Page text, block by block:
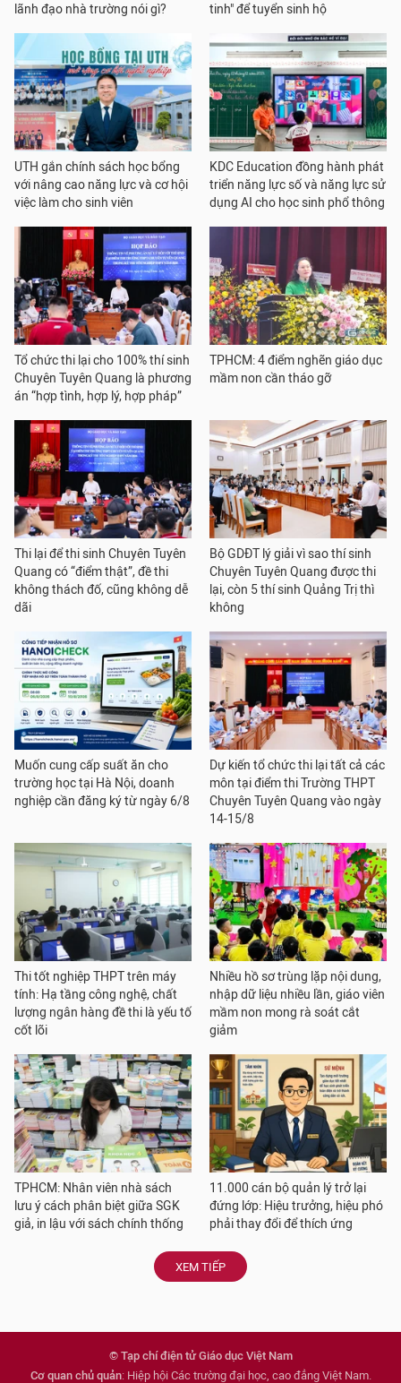
lãnh đạo nhà trường nói gì?
tinh" để tuyển sinh hộ
UTH gắn chính sách học bổng
với nâng cao năng lực và cơ hội
việc làm cho sinh viên
KDC Education đồng hành phát
triển năng lực số và năng lực sử
dụng AI cho học sinh phổ thông
Tổ chức thi lại cho 100% thí sinh
Chuyên Tuyên Quang là phương
án “hợp tình, hợp lý, hợp pháp”
TPHCM: 4 điểm nghẽn giáo dục
mầm non cần tháo gỡ
Thi lại để thi sinh Chuyên Tuyên
Quang có “điểm thật”, đề thi
không thách đố, cũng không dễ
dãi
Bộ GDĐT lý giải vì sao thí sinh
Chuyên Tuyên Quang được thi
lại, còn 5 thí sinh Quảng Trị thì
không
Muốn cung cấp suất ăn cho
trường học tại Hà Nội, doanh
nghiệp cần đăng ký từ ngày 6/8
Dự kiến tổ chức thi lại tất cả các
môn tại điểm thi Trường THPT
Chuyên Tuyên Quang vào ngày
14-15/8
Thi tốt nghiệp THPT trên máy
tính: Hạ tầng công nghệ, chất
lượng ngân hàng đề thi là yếu tố
cốt lõi
Nhiều hồ sơ trùng lặp nội dung,
nhập dữ liệu nhiều lần, giáo viên
mầm non mong rà soát cắt
giảm
TPHCM: Nhân viên nhà sách
lưu ý cách phân biệt giữa SGK
giả, in lậu với sách chính thống
11.000 cán bộ quản lý trở lại
đứng lớp: Hiệu trưởng, hiệu phó
phải thay đổi để thích ứng
XEM TIẾP
© Tạp chí điện tử Giáo dục Việt Nam
Cơ quan chủ quản: Hiệp hội Các trường đại học, cao đẳng Việt Nam.